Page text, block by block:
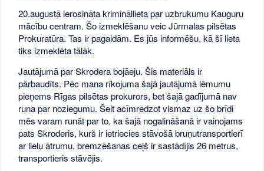
20.augustā ierosināta krimināllieta par uzbrukumu Kauguru
mācību centram. Šo izmeklēšanu veic Jūrmalas pilsētas
Prokuratūra. Tas ir pagaidām. Es jūs informēšu, kā šī lieta
tiks izmeklēta tālāk.
Jautājumā par Skrodera bojāeju. Šis materiāls ir
pārbaudīts. Pēc mana rīkojuma šajā jautājumā lēmumu
pieņems Rīgas pilsētas prokurors, bet šajā gadījumā nav
runa par noziegumu. Šeit acīmredzot vismaz uz šo brīdi
mēs varam runāt par to, ka šajā nogalināšanā ir vainojams
pats Skroderis, kurš ir ietriecies stāvošā bruņutransportierī
ar lielu ātrumu, bremzēšanas ceļš ir sastādījis 26 metrus,
transportieris stāvējis.